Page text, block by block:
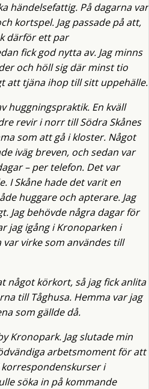
händelsefattig. På dagarna var
kortspel. Jag passade på att,
därför ett par
fick god nytta av. Jag minns
och höll sig där minst tio
att tjäna ihop till sitt uppehälle.
huggningspraktik. En kväll
revir i norr till Södra Skånes
som att gå i kloster. Något
iväg breven, och sedan var
– per telefon. Det var
I Skåne hade det varit en
huggare och apterare. Jag
Jag behövde några dagar för
jag igång i Kronoparken i
virke som användes till
något körkort, så jag fick anlita
till Tåghusa. Hemma var jag
som gällde då.
Kronopark. Jag slutade min
arbetsmoment för att
korrespondenskurser i
söka in på kommande